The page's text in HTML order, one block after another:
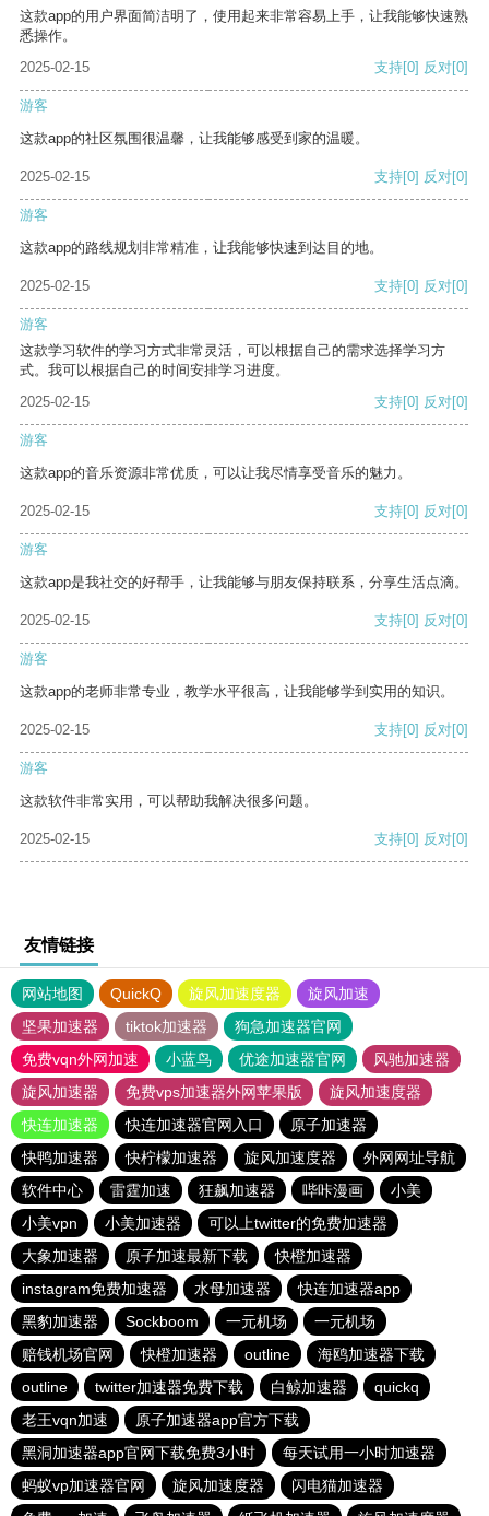
这款app的用户界面简洁明了，使用起来非常容易上手，让我能够快速熟
悉操作。
2025-02-15
支持[0] 反对[0]
游客
这款app的社区氛围很温馨，让我能够感受到家的温暖。
2025-02-15 支持[0] 反对[0]
游客
这款app的路线规划非常精准，让我能够快速到达目的地。
2025-02-15 支持[0] 反对[0]
游客
这款学习软件的学习方式非常灵活，可以根据自己的需求选择学习方
式。我可以根据自己的时间安排学习进度。
2025-02-15
支持[0] 反对[0]
游客
这款app的音乐资源非常优质，可以让我尽情享受音乐的魅力。
2025-02-15 支持[0] 反对[0]
游客
这款app是我社交的好帮手，让我能够与朋友保持联系，分享生活点滴。
2025-02-15 支持[0] 反对[0]
游客
这款app的老师非常专业，教学水平很高，让我能够学到实用的知识。
2025-02-15 支持[0] 反对[0]
游客
这款软件非常实用，可以帮助我解决很多问题。
2025-02-15 支持[0] 反对[0]
友情链接
网站地图 QuickQ 旋风加速度器
旋风加速
坚果加速器
tiktok加速器
狗急加速器官网
免费vqn外网加速
小蓝鸟 优途加速器官网
风驰加速器
旋风加速器
免费vps加速器外网苹果版
旋风加速度器
快连加速器
快连加速器官网入口
原子加速器
快鸭加速器
快柠檬加速器 旋风加速度器
外网网址导航
软件中心
雷霆加速 狂飙加速器 哔咔漫画
小美
小美vpn
小美加速器
可以上twitter的免费加速器
大象加速器
原子加速最新下载
快橙加速器
instagram免费加速器
水母加速器
快连加速器app
黑豹加速器
Sockboom 一元机场
一元机场
赔钱机场官网
快橙加速器 outline
海鸥加速器下载
outline
twitter加速器免费下载 白鲸加速器
quickq
老王vqn加速
原子加速器app官方下载
黑洞加速器app官网下载免费3小时
每天试用一小时加速器
蚂蚁vp加速器官网
旋风加速度器
闪电猫加速器